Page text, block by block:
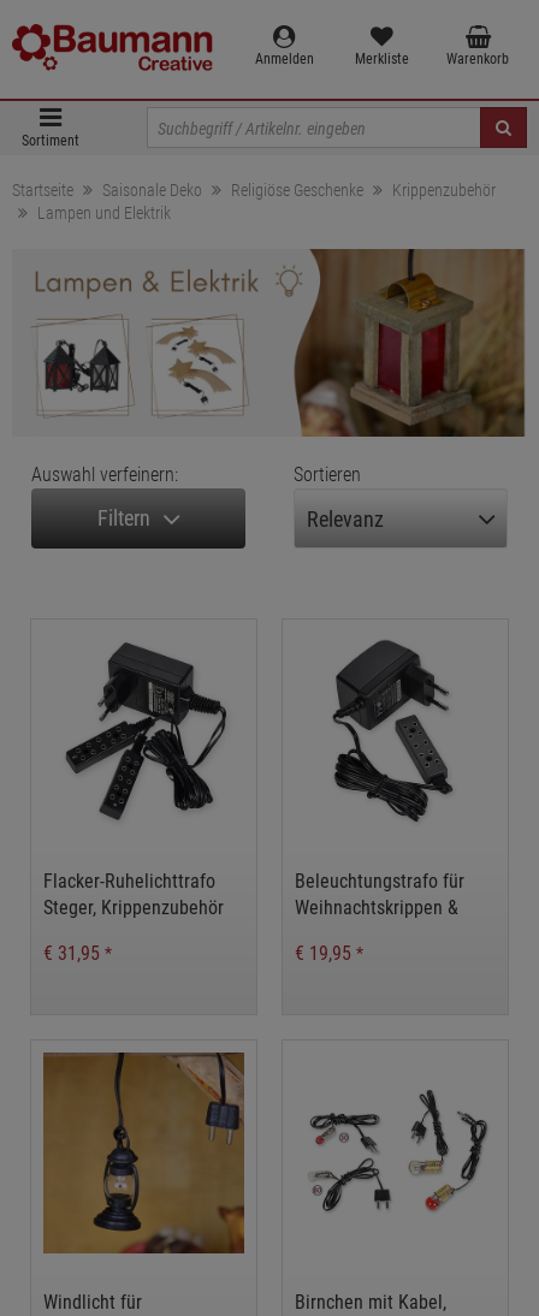
Anmelden Merkliste Warenkorb
Sortiment
Startseite Saisonale Deko Religiöse Geschenke
Krippenzubehör
Lampen und Elektrik
Auswahl verfeinern:
Filtern
Sortieren
Flacker-Ruhelichttrafo
Steger, Krippenzubehör
€ 31,95 *
Beleuchtungstrafo für
Weihnachtskrippen &
€ 19,95 *
Windlicht für
Birnchen mit Kabel,